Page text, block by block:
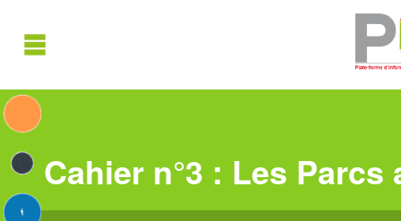
Cahier n°3 : Les Parcs